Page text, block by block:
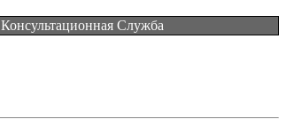
Консультационная Служба